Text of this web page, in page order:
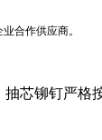
业合作供应商。
芯铆钉严格